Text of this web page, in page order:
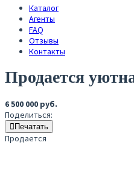
Каталог
Агенты
FAQ
Отзывы
Контакты
Продается
6 500 000 руб.
Поделиться:
Печатать
Продается